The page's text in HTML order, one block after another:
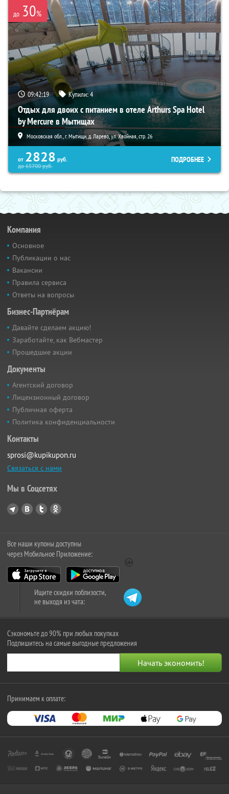
до 30%
09:42:18 Купили:4
Отдых для двоих с питанием в отеле Arthurs Spa Hotel
by Mercure в Мытищах
Московская обл., г. Мытищи, д. Ларево, ул. Хвойная, стр. 26
от 2828 руб.
до65700руб.
ПОДРОБНЕЕ
Компания
Основное
Публикации о нас
Вакансии
Правила сервиса
Ответы на вопросы
Бизнес-Партнёрам
Давайте сделаем акцию!
Заработайте, как Вебмастер
Прошедшие акции
Документы
Агентский договор
Лицензионный договор
Публичная оферта
Политика конфиденциальности
Контакты
sprosi@kupikupon.ru
Связаться с нами
Мы в Соцсетях
Все наши купоны доступны
через Мобильное Приложение:
Ищите скидки поблизости,
не выходя из чата:
Сэкономьте до 90% при любых покупках
Подпишитесь на самые выгодные предложения
Принимаем к оплате: